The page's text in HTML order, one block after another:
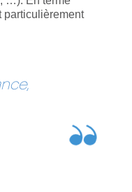
particulièrement